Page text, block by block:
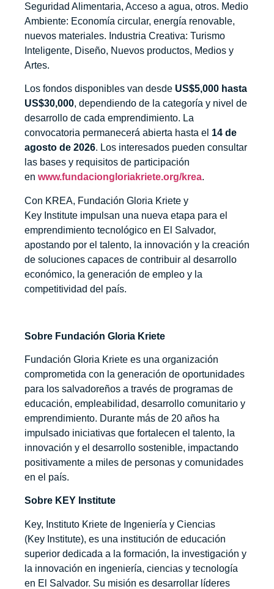
Seguridad Alimentaria, Acceso a agua, otros. Medio
Ambiente: Economía circular, energía renovable,
nuevos materiales. Industria Creativa: Turismo
Inteligente, Diseño, Nuevos productos, Medios y
Artes.
Los fondos disponibles van desde US$5,000 hasta
US$30,000, dependiendo de la categoría y nivel de
desarrollo de cada emprendimiento. La
convocatoria permanecerá abierta hasta el 14 de
agosto de 2026. Los interesados pueden consultar
las bases y requisitos de participación
en www.fundaciongloriakriete.org/krea.
Con KREA, Fundación Gloria Kriete y
Key Institute impulsan una nueva etapa para el
emprendimiento tecnológico en El Salvador,
apostando por el talento, la innovación y la creación
de soluciones capaces de contribuir al desarrollo
económico, la generación de empleo y la
competitividad del país.
Sobre Fundación Gloria Kriete
Fundación Gloria Kriete es una organización
comprometida con la generación de oportunidades
para los salvadoreños a través de programas de
educación, empleabilidad, desarrollo comunitario y
emprendimiento. Durante más de 20 años ha
impulsado iniciativas que fortalecen el talento, la
innovación y el desarrollo sostenible, impactando
positivamente a miles de personas y comunidades
en el país.
Sobre KEY Institute
Key, Instituto Kriete de Ingeniería y Ciencias
(Key Institute), es una institución de educación
superior dedicada a la formación, la investigación y
la innovación en ingeniería, ciencias y tecnología
en El Salvador. Su misión es desarrollar líderes